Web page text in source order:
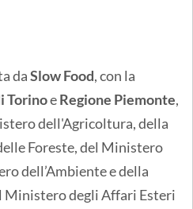
daSlow Food, con la
TorinoeRegione Piemonte,
dell'Agricoltura, della
Foreste, del Ministero
dell’Ambiente e della
Ministero degli Affari Esteri